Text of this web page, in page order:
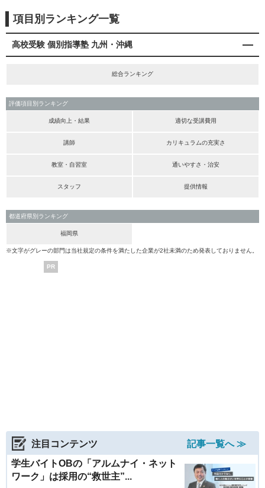
項目別ランキング一覧
高校受験 個別指導塾 九州・沖縄
総合ランキング
評価項目別ランキング
成績向上・結果 適切な受講費用
講師 カリキュラムの充実さ
教室・自習室 通いやすさ・治安
スタッフ 提供情報
都道府県別ランキング
福岡県
※文字がグレーの部門は当社規定の条件を満たした企業が2社未満のため発表しておりません。
PR
注目コンテンツ
記事一覧へ ≫
学生バイトOBの「アルムナイ・ネット
ワーク」は採用の“救世主”...